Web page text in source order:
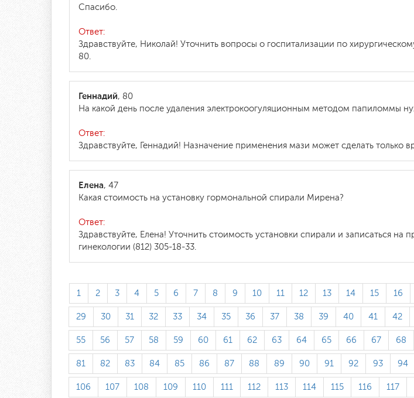
Спасибо.
Ответ:
Здравствуйте, Николай! Уточнить вопросы о госпитализации по
80.
Геннадий, 80
На какой день после удаления электрокоогуляционным методом папиломмы
Ответ:
Здравствуйте, Геннадий! Назначение применения мази может сделать только
Елена, 47
Какая стоимость на установку гормональной спирали Мирена?
Ответ:
Здравствуйте, Елена! Уточнить стоимость установки спирали и записаться
гинекологии (812) 305-18-33.
1 2 3 4 5 6 7 8 9 10 11 12 13 14 15 16
29 30 31 32 33 34 35 36 37 38 39 40 41 42
55 56 57 58 59 60 61 62 63 64 65 66 67 68
81 82 83 84 85 86 87 88 89 90 91 92 93 94
106 107 108 109 110 111 112 113 114 115 116 117